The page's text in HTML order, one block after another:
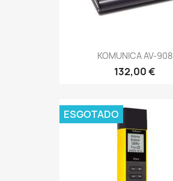
KOMUNICA AV-908
132,00 €
ESGOTADO